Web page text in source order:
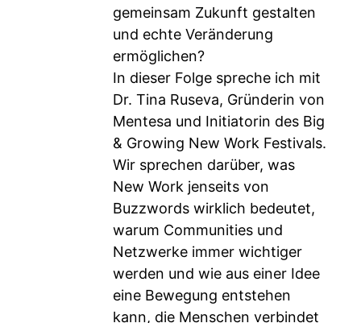
gemeinsam Zukunft gestalten
und echte Veränderung
ermöglichen?
In dieser Folge spreche ich mit
Dr. Tina Ruseva, Gründerin von
Mentesa und Initiatorin des Big
& Growing New Work Festivals.
Wir sprechen darüber, was
New Work jenseits von
Buzzwords wirklich bedeutet,
warum Communities und
Netzwerke immer wichtiger
werden und wie aus einer Idee
eine Bewegung entstehen
kann, die Menschen verbindet